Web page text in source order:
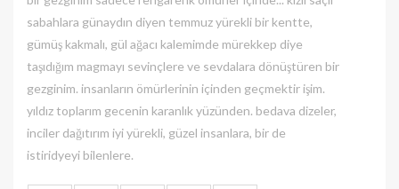
sabahlara günaydın diyen temmuz yürekli bir kentte,
gümüş kakmalı, gül ağacı kalemimde mürekkep diye
taşıdığım magmayı sevinçlere ve sevdalara dönüştüren bir
gezginim. insanların ömürlerinin içinden geçmektir işim.
yıldız toplarım gecenin karanlık yüzünden. bedava dizeler,
inciler dağıtırım iyi yürekli, güzel insanlara, bir de
istiridyeyi bilenlere.